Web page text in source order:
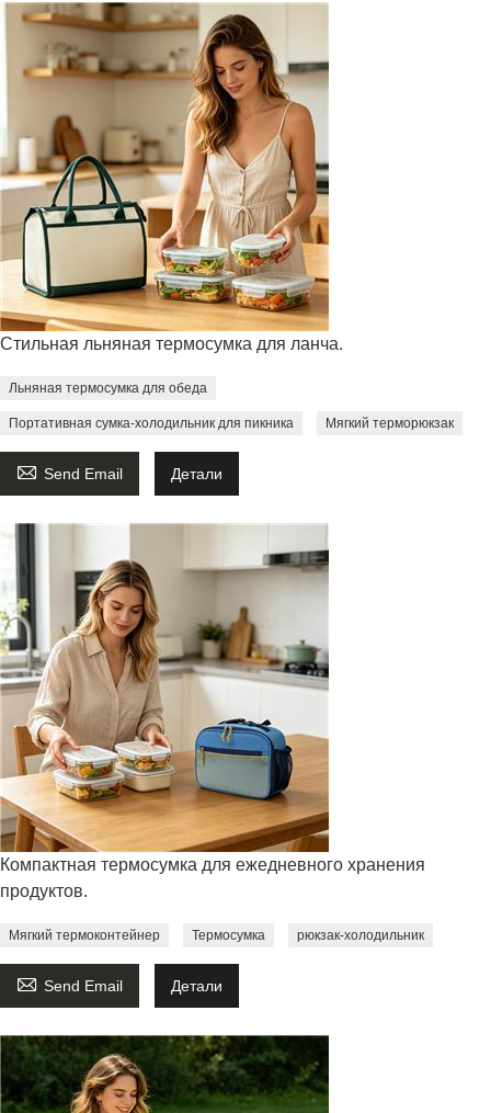
Стильная льняная термосумка для ланча.
Льняная термосумка для обеда
Портативная сумка-холодильник для пикника Мягкий терморюкзак
 Send Email Детали
Компактная термосумка для ежедневного хранения
продуктов.
Мягкий термоконтейнер Термосумка рюкзак-холодильник
 Send Email Детали